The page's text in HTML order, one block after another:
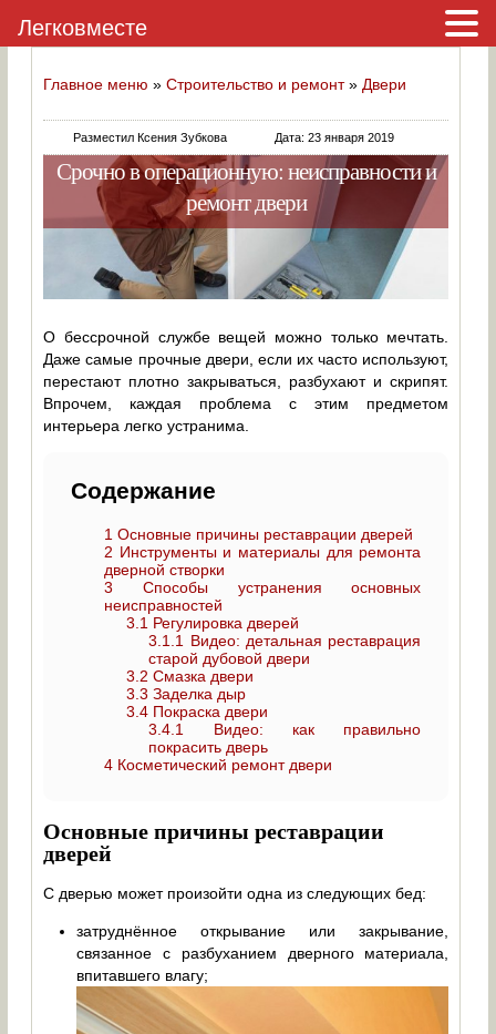
Главное меню »Строительство и ремонт» Двери
Разместил Ксения Зубкова Дата: 23 января 2019
Срочно в операционную: неисправности и
ремонт двери
О бессрочной службе вещей можно только мечтать.
Даже самые прочные двери, если их часто используют,
перестают плотно закрываться, разбухают и скрипят.
Впрочем, каждая проблема с этим предметом
интерьера легко устранима.
Содержание
1 Основные причины реставрации дверей
2 Инструменты и материалы для ремонта
дверной створки
3 Способы устранения основных
неисправностей
3.1 Регулировка дверей
3.1.1
Видео: детальная реставрация
старой дубовой двери
3.2 Смазка двери
3.3 Заделка дыр
3.4 Покраска двери
3.4.1
Видео: как правильно
покрасить дверь
4 Косметический ремонт двери
Основные причины реставрации
дверей
С дверью может произойти одна из следующих бед:
затруднённое открывание или закрывание,
связанное с разбуханием дверного материала,
впитавшего влагу;
Легковместе